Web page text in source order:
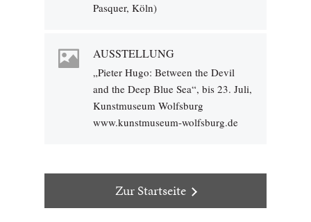
Pasquer, Köln)
AUSSTELLUNG
„Pieter Hugo: Between the Devil
and the Deep Blue Sea“, bis 23. Juli,
Kunstmuseum Wolfsburg
www.kunstmuseum-wolfsburg.de
Zur Startseite